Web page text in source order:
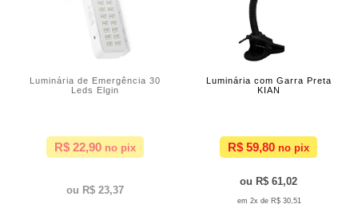
Luminária de Emergência 30
Leds Elgin
R$ 22,90
R$ 23,37
Luminária com Garra Preta
KIAN
R$ 59,80
R$ 61,02
2x de R$ 30,51